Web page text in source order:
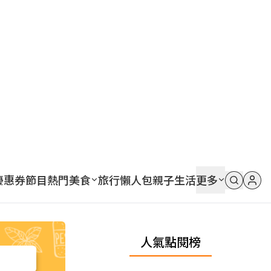
惠券節目熱門美食 旅行懶人包親子生活更多
人氣點閱榜